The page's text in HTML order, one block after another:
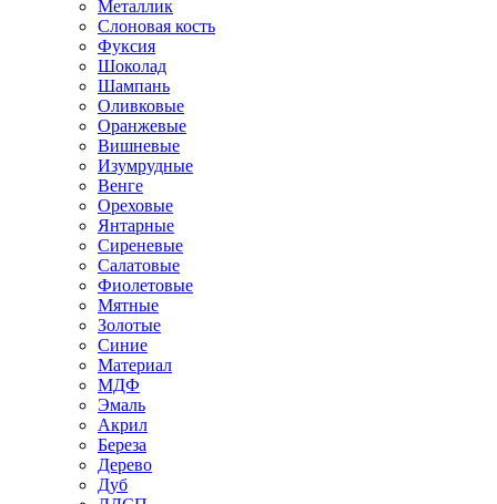
Металлик
Слоновая кость
Фуксия
Шоколад
Шампань
Оливковые
Оранжевые
Вишневые
Изумрудные
Венге
Ореховые
Янтарные
Сиреневые
Салатовые
Фиолетовые
Мятные
Золотые
Синие
Материал
МДФ
Эмаль
Акрил
Береза
Дерево
Дуб